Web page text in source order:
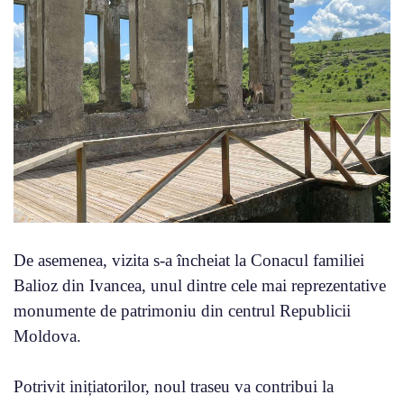
De asemenea, vizita s-a încheiat la Conacul familiei
Balioz din Ivancea, unul dintre cele mai reprezentative
monumente de patrimoniu din centrul Republicii
Moldova.
Potrivit inițiatorilor, noul traseu va contribui la